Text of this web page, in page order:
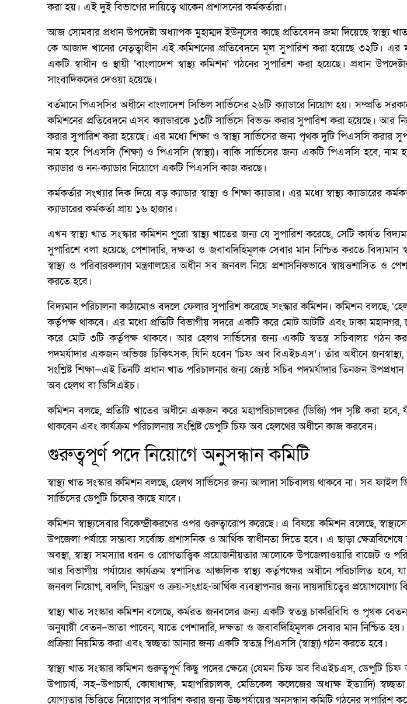
করা হয়। এই দুই বিভাগের দায়িত্বে থাকেন প্রশাসনের কর্মকর্তারা।
আজ সোমবার প্রধান উপদেষ্টা অধ্যাপক মুহাম্মদ ইউনূসের কাছে প্রতিবেদন জমা দিয়েছে স্বাস্থ্য
কে আজাদ খানের নেতৃত্বাধীন এই কমিশনের প্রতিবেদনে মূল সুপারিশ করা হয়েছে ৩২টি। এর
একটি স্বাধীন ও স্থায়ী ‘বাংলাদেশ স্বাস্থ্য কমিশন’ গঠনের সুপারিশ করা হয়েছে। প্রধান
সাংবাদিকদের দেওয়া হয়েছে।
বর্তমানে পিএসসির অধীনে বাংলাদেশ সিভিল সার্ভিসের ২৬টি ক্যাডারে নিয়োগ হয়। সম্প্রতি
কমিশনের প্রতিবেদনে এসব ক্যাডারকে ১৩টি সার্ভিসে বিভক্ত করার সুপারিশ করা হয়েছে। আর
করার সুপারিশ করা হয়েছে। এর মধ্যে শিক্ষা ও স্বাস্থ্য সার্ভিসের জন্য পৃথক দুটি পিএসসি করার
নাম হবে পিএসসি (শিক্ষা) ও পিএসসি (স্বাস্থ্য)। বাকি সার্ভিসের জন্য একটি পিএসসি হবে, নাম
ক্যাডার ও নন-ক্যাডার নিয়োগে একটি পিএসসি কাজ করছে।
কর্মকর্তার সংখ্যার দিক দিয়ে বড় ক্যাডার স্বাস্থ্য ও শিক্ষা ক্যাডার। এর মধ্যে স্বাস্থ্য ক্যাডারের
ক্যাডারের কর্মকর্তা প্রায় ১৬ হাজার।
এখন স্বাস্থ্য খাত সংস্কার কমিশন পুরো স্বাস্থ্য খাতের জন্য যে সুপারিশ করেছে, সেটি কার্যত
সুপারিশে বলা হয়েছে, পেশাদারি, দক্ষতা ও জবাবদিহিমূলক সেবার মান নিশ্চিত করতে বিদ্যমান
স্বাস্থ্য ও পরিবারকল্যাণ মন্ত্রণালয়ের অধীন সব জনবল নিয়ে প্রশাসনিকভাবে স্বায়ত্তশাসিত ও
করতে হবে।
বিদ্যমান পরিচালনা কাঠামোও বদলে ফেলার সুপারিশ করেছে সংস্কার কমিশন। কমিশন বলছে,
কর্তৃপক্ষ থাকবে। এর মধ্যে প্রতিটি বিভাগীয় সদরে একটি করে মোট আটটি এবং ঢাকা মহানগর,
করে মোট ৩টি কর্তৃপক্ষ থাকবে। আর হেলথ সার্ভিসের জন্য একটি স্বতন্ত্র সচিবালয় গঠন
পদমর্যাদার একজন অভিজ্ঞ চিকিৎসক, যিনি হবেন ‘চিফ অব বিএইচএস’। তাঁর অধীনে জনস্বাস্থ্য,
সংশ্লিষ্ট শিক্ষা—এই তিনটি প্রধান খাত পরিচালনার জন্য জ্যেষ্ঠ সচিব পদমর্যাদার তিনজন
অব হেলথ বা ডিসিএইচ।
কমিশন বলছে, প্রতিটি খাতের অধীনে একজন করে মহাপরিচালকের (ডিজি) পদ সৃষ্টি করা হবে,
থাকবেন এবং কার্যক্রম পরিচালনায় সংশ্লিষ্ট ডেপুটি চিফ অব হেলথের অধীনে কাজ করবেন।
গুরুত্বপূর্ণ পদে নিয়োগে অনুসন্ধান কমিটি
স্বাস্থ্য খাত সংস্কার কমিশন বলছে, হেলথ সার্ভিসের জন্য আলাদা সচিবালয় থাকবে না। সব ফাইল
সার্ভিসের ডেপুটি চিফের কাছে যাবে।
কমিশন স্বাস্থ্যসেবার বিকেন্দ্রীকরণের ওপর গুরুত্বারোপ করেছে। এ বিষয়ে কমিশন বলেছে,
উপজেলা পর্যায়ে সম্ভাব্য সর্বোচ্চ প্রশাসনিক ও আর্থিক স্বাধীনতা দিতে হবে। এ ছাড়া ক্ষেত্রবিশেষে
অবস্থা, স্বাস্থ্য সমস্যার ধরন ও রোগতাত্ত্বিক প্রয়োজনীয়তার আলোকে উপজেলাওয়ারি বাজেট ও
আর বিভাগীয় পর্যায়ের কার্যক্রম স্বশাসিত আঞ্চলিক স্বাস্থ্য কর্তৃপক্ষের অধীনে পরিচালিত হবে,
জনবল নিয়োগ, বদলি, নিয়ন্ত্রণ ও ক্রয়-সংগ্রহ-আর্থিক ব্যবস্থাপনার জন্য দায়দায়িত্বের প্রয়োগযোগ্য
স্বাস্থ্য খাত সংস্কার কমিশন বলেছে, কর্মরত জনবলের জন্য একটি স্বতন্ত্র চাকরিবিধি ও পৃথক
অনুযায়ী বেতন–ভাতা পাবেন, যাতে পেশাদারি, দক্ষতা ও জবাবদিহিমূলক সেবার মান নিশ্চিত
প্রক্রিয়া নিয়মিত করা এবং স্বচ্ছতা আনার জন্য একটি স্বতন্ত্র পিএসসি (স্বাস্থ্য) গঠন করতে হবে।
স্বাস্থ্য খাত সংস্কার কমিশন গুরুত্বপূর্ণ কিছু পদের ক্ষেত্রে (যেমন চিফ অব বিএইচএস, ডেপুটি
উপাচার্য, সহ–উপাচার্য, কোষাধ্যক্ষ, মহাপরিচালক, মেডিকেল কলেজের অধ্যক্ষ ইত্যাদি)
যোগ্যতার ভিত্তিতে নিয়োগের সুপারিশ করার জন্য উচ্চপর্যায়ের অনুসন্ধান কমিটি গঠনের সুপারিশ